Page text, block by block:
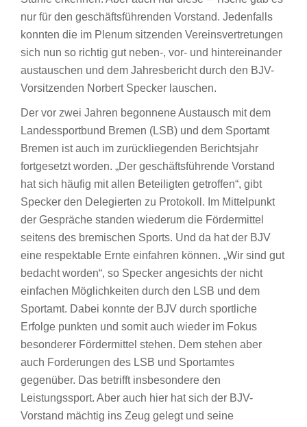
nur für den geschäftsführenden Vorstand. Jedenfalls
konnten die im Plenum sitzenden Vereinsvertretungen
sich nun so richtig gut neben-, vor- und hintereinander
austauschen und dem Jahresbericht durch den BJV-
Vorsitzenden Norbert Specker lauschen.
Der vor zwei Jahren begonnene Austausch mit dem
Landessportbund Bremen (LSB) und dem Sportamt
Bremen ist auch im zurückliegenden Berichtsjahr
fortgesetzt worden. „Der geschäftsführende Vorstand
hat sich häufig mit allen Beteiligten getroffen“, gibt
Specker den Delegierten zu Protokoll. Im Mittelpunkt
der Gespräche standen wiederum die Fördermittel
seitens des bremischen Sports. Und da hat der BJV
eine respektable Ernte einfahren können. „Wir sind gut
bedacht worden“, so Specker angesichts der nicht
einfachen Möglichkeiten durch den LSB und dem
Sportamt. Dabei konnte der BJV durch sportliche
Erfolge punkten und somit auch wieder im Fokus
besonderer Fördermittel stehen. Dem stehen aber
auch Forderungen des LSB und Sportamtes
gegenüber. Das betrifft insbesondere den
Leistungssport. Aber auch hier hat sich der BJV-
Vorstand mächtig ins Zeug gelegt und seine